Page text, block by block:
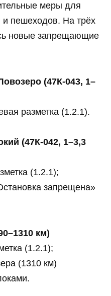
меры для
и пешеходов. На трёх
новые запрещающие
(47К-043, 1–
разметка (1.2.1).
(47К-042, 1–3,3
(1.2.1);
запрещена»
км)
(1.2.1);
(1310 км)